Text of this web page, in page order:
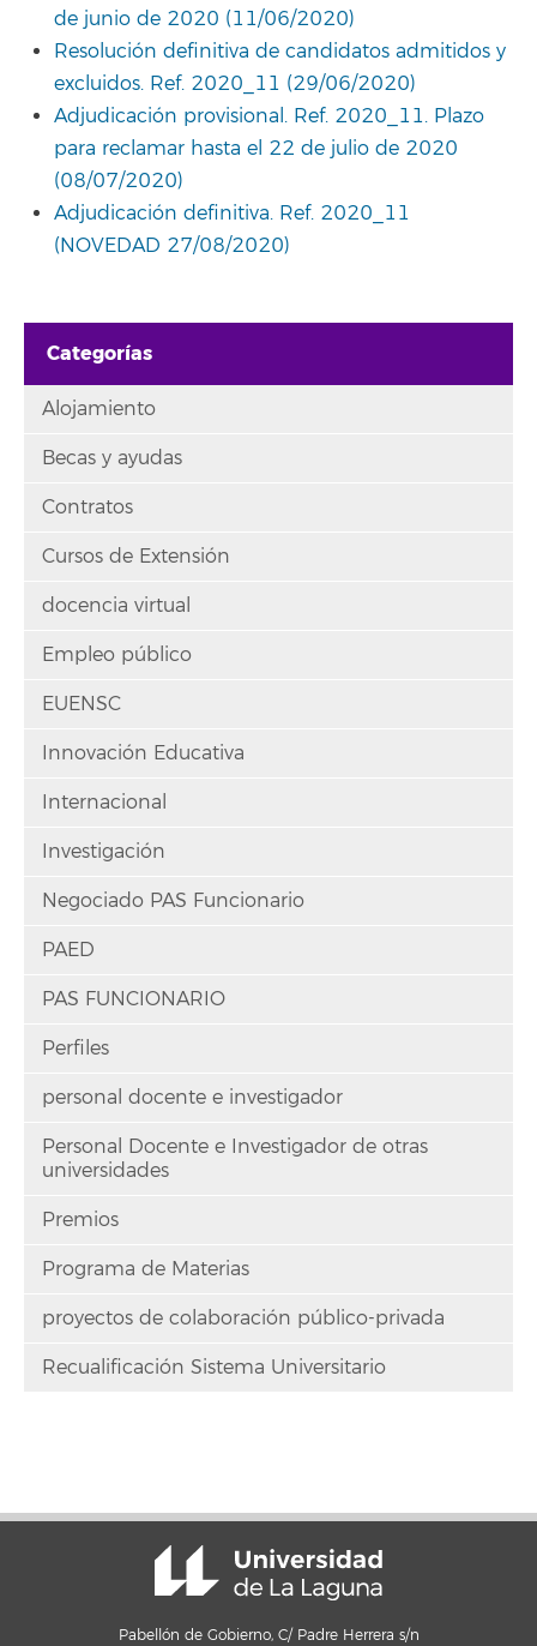
de junio de 2020 (11/06/2020)
Resolución definitiva de candidatos admitidos y
excluidos. Ref. 2020_11 (29/06/2020)
Adjudicación provisional. Ref. 2020_11. Plazo
para reclamar hasta el 22 de julio de 2020
(08/07/2020)
Adjudicación definitiva. Ref. 2020_11
(NOVEDAD 27/08/2020)
Categorías
Alojamiento
Becas y ayudas
Contratos
Cursos de Extensión
docencia virtual
Empleo público
EUENSC
Innovación Educativa
Internacional
Investigación
Negociado PAS Funcionario
PAED
PAS FUNCIONARIO
Perfiles
personal docente e investigador
Personal Docente e Investigador de otras
universidades
Premios
Programa de Materias
proyectos de colaboración público-privada
Recualificación Sistema Universitario
Pabellón de Gobierno, C/ Padre Herrera s/n